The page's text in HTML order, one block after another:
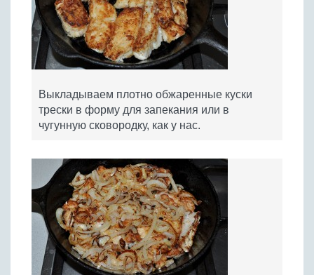
Выкладываем плотно обжаренные куски
трески в форму для запекания или в
чугунную сковородку, как у нас.